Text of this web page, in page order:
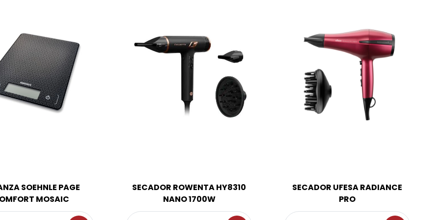
SOEHNLE PAGE
MOSAIC
SECADOR ROWENTA HY8310
NANO 1700W
SECADOR UFESA RADIANCE
PRO